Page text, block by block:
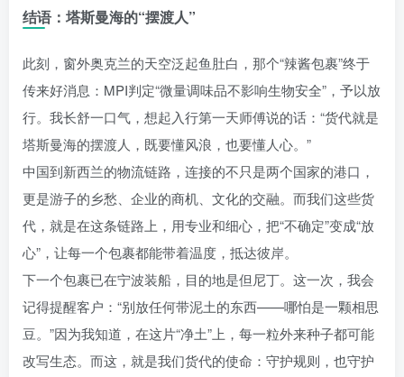
结语：塔斯曼海的“摆渡人”
此刻，窗外奥克兰的天空泛起鱼肚白，那个“辣酱包裹”终于
传来好消息：MPI判定“微量调味品不影响生物安全”，予以放
行。我长舒一口气，想起入行第一天师傅说的话：“货代就是
塔斯曼海的摆渡人，既要懂风浪，也要懂人心。”
中国到新西兰的物流链路，连接的不只是两个国家的港口，
更是游子的乡愁、企业的商机、文化的交融。而我们这些货
代，就是在这条链路上，用专业和细心，把“不确定”变成“放
心”，让每一个包裹都能带着温度，抵达彼岸。
下一个包裹已在宁波装船，目的地是但尼丁。这一次，我会
记得提醒客户：“别放任何带泥土的东西——哪怕是一颗相思
豆。”因为我知道，在这片“净土”上，每一粒外来种子都可能
改写生态。而这，就是我们货代的使命：守护规则，也守护